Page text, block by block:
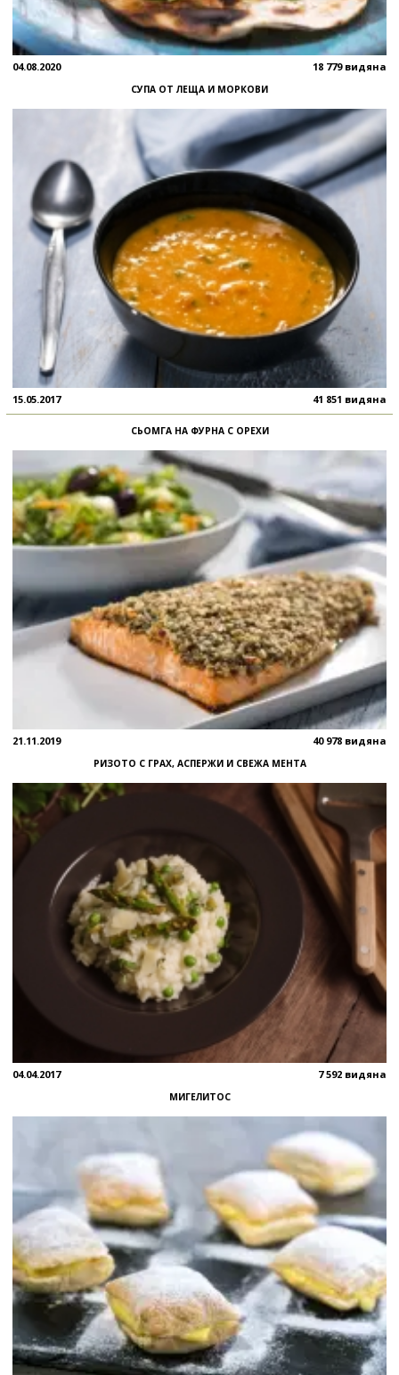
04.08.2020 18 779 видяна
СУПА ОТ ЛЕЩА И МОРКОВИ
15.05.2017 41 851 видяна
СЬОМГА НА ФУРНА С ОРЕХИ
21.11.2019 40 978 видяна
РИЗОТО С ГРАХ, АСПЕРЖИ И СВЕЖА МЕНТА
04.04.2017 7 592 видяна
МИГЕЛИТОС